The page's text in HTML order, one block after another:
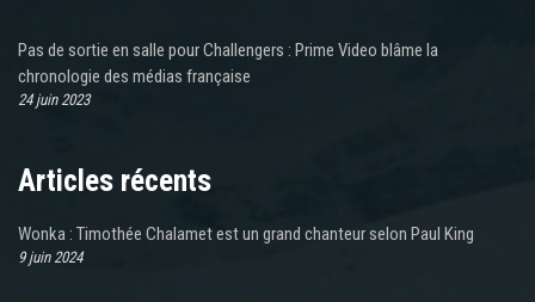
Pas de sortie en salle pour Challengers : Prime Video blâme la
chronologie des médias française
24 juin 2023
Articles récents
Wonka : Timothée Chalamet est un grand chanteur selon Paul King
9 juin 2024